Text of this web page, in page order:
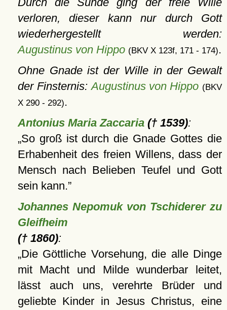
verloren, dieser kann nur durch Gott
wiederhergestellt werden:
Augustinus von Hippo (BKV X 123f, 171 - 174).
Ohne Gnade ist der Wille in der Gewalt
der Finsternis:Augustinus von Hippo (BKV
X 290 - 292).
Antonius Maria Zaccaria(† 1539):
So groß ist durch die Gnade Gottes die
Erhabenheit des freien Willens, dass der
Mensch nach Belieben Teufel und Gott
sein kann.
Johannes Nepomuk von Tschiderer zu
Gleifheim
(† 1860):
Die Göttliche Vorsehung, die alle Dinge
mit Macht und Milde wunderbar leitet,
lässt auch uns, verehrte Brüder und
geliebte Kinder in Jesus Christus, eine